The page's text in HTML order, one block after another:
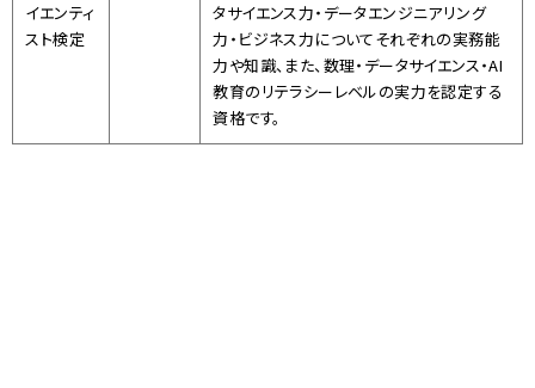
イエンティ
スト検定
タサイエンス力・ データエンジニアリング
力・ビジネス力についてそれぞれの実務能
力や知識、また、数理・データサイエンス・AI
教育のリテラシーレベルの実力を認定する
資格です。